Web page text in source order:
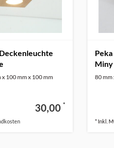
100 mm x 100 mm
30,00 *
Miny
80 mm
* Inkl.